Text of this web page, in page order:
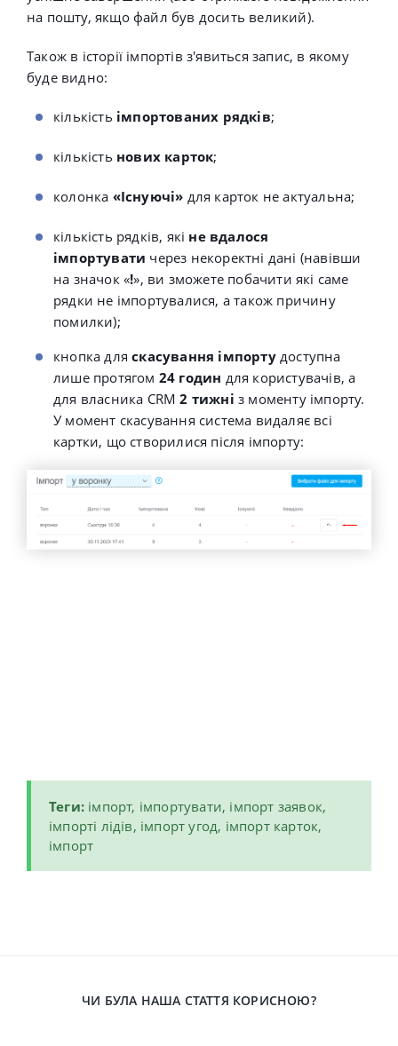
на пошту, якщо файл був досить великий).
Також в історії імпортів з'явиться запис, в якому
буде видно:
кількість імпортованих рядків;
кількість нових карток;
колонка «Існуючі» для карток не актуальна;
кількість рядків, які не вдалося
імпортувати через некоректні дані (навівши
на значок «!», ви зможете побачити які саме
рядки не імпортувалися, а також причину
помилки);
кнопка для скасування імпортудоступна
лише протягом 24 годин для користувачів, а
для власника CRM2 тижні з моменту імпорту.
У момент скасування система видаляє всі
картки, що створилися після імпорту:
Теги: імпорт, імпортувати, імпорт заявок,
імпорті лідів, імпорт угод, імпорт карток,
імпорт
ЧИ БУЛА НАША СТАТТЯ КОРИСНОЮ?